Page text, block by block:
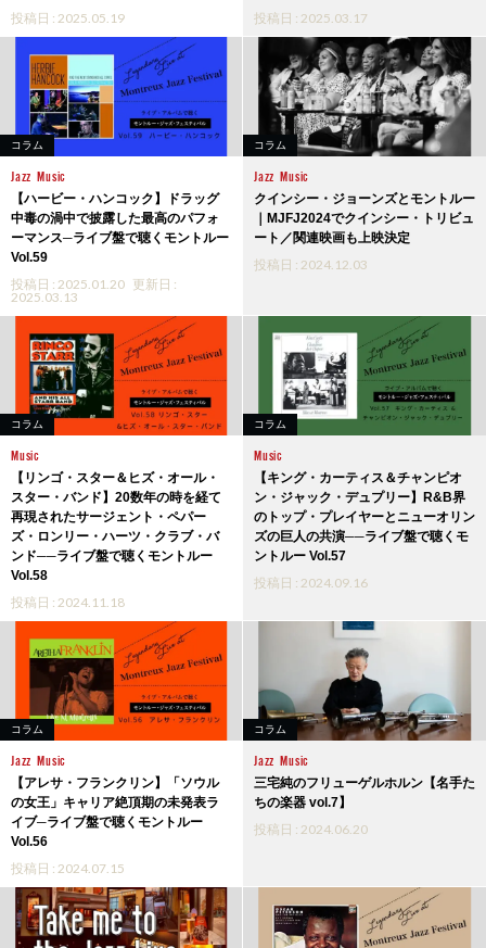
投稿日 : 2025.05.19 投稿日 : 2025.03.17
コラム
Jazz Music
【ハービー・ハンコック】ドラッグ
中毒の渦中で披露した最高のパフォ
ーマンス─ライブ盤で聴くモントルー
Vol.59
投稿日 : 2025.01.20 更新日 :
2025.03.13
コラム
Jazz Music
クインシー・ジョーンズとモントルー
｜MJFJ2024でクインシー・トリビュ
ート／関連映画も上映決定
投稿日 : 2024.12.03
コラム
Music
【リンゴ・スター＆ヒズ・オール・
スター・バンド】20数年の時を経て
再現されたサージェント・ペパー
ズ・ロンリー・ハーツ・クラブ・バ
ンド──ライブ盤で聴くモントルー
Vol.58
投稿日 : 2024.11.18
コラム
Music
【キング・カーティス＆チャンピオ
ン・ジャック・デュプリー】R&B界
のトップ・プレイヤーとニューオリン
ズの巨人の共演──ライブ盤で聴くモ
ントルー Vol.57
投稿日 : 2024.09.16
コラム
Jazz Music
【アレサ・フランクリン】「ソウル
の女王」キャリア絶頂期の未発表ラ
イブ─ライブ盤で聴くモントルー
Vol.56
投稿日 : 2024.07.15
コラム
Jazz Music
三宅純のフリューゲルホルン【名手た
ちの楽器 vol.7】
投稿日 : 2024.06.20